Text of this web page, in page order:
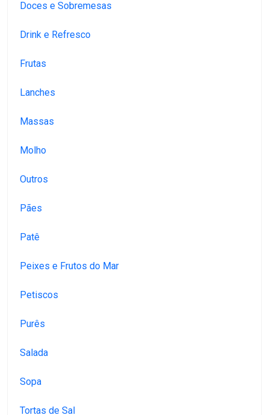
Doces e Sobremesas
Drink e Refresco
Frutas
Lanches
Massas
Molho
Outros
Pães
Patê
Peixes e Frutos do Mar
Petiscos
Purês
Salada
Sopa
Tortas de Sal